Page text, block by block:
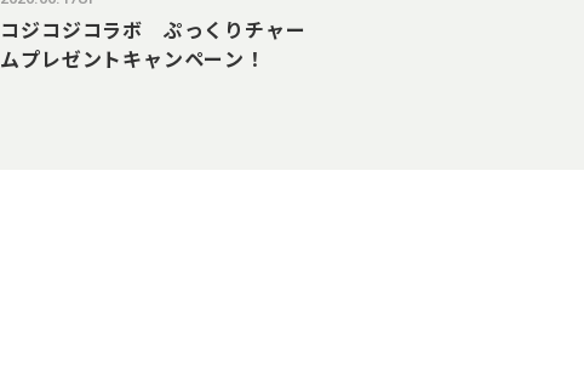
コジコジコラボ ぷっくりチャー
ムプレゼントキャンペーン！